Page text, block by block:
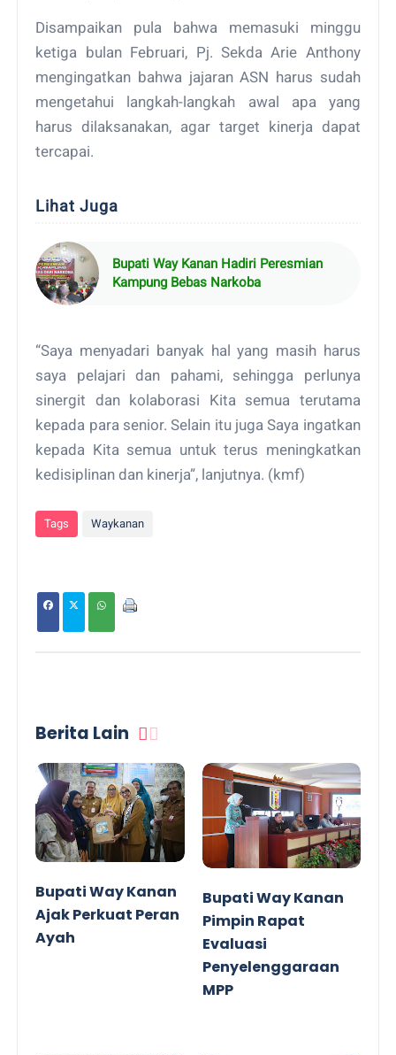
Disampaikan pula bahwa memasuki minggu
ketiga bulan Februari, Pj. Sekda Arie Anthony
mengingatkan bahwa jajaran ASN harus sudah
mengetahui langkah-langkah awal apa yang
harus dilaksanakan, agar target kinerja dapat
tercapai.
Lihat Juga
Bupati Way Kanan Hadiri Peresmian
Kampung Bebas Narkoba
“Saya menyadari banyak hal yang masih harus
saya pelajari dan pahami, sehingga perlunya
sinergit dan kolaborasi Kita semua terutama
kepada para senior. Selain itu juga Saya ingatkan
kepada Kita semua untuk terus meningkatkan
kedisiplinan dan kinerja”, lanjutnya. (kmf)
Tags Waykanan
Berita Lain
Bupati Way Kanan
Ajak Perkuat Peran
Ayah
Bupati Way Kanan
Pimpin Rapat
Evaluasi
Penyelenggaraan
MPP